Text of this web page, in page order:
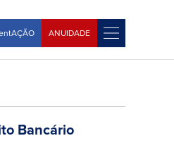
ANUIDADE
Bancário